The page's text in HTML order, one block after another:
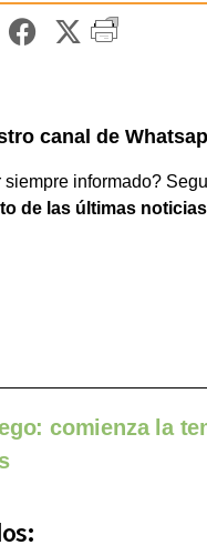
canal de
siempre informado?
de las últimas
comienza la